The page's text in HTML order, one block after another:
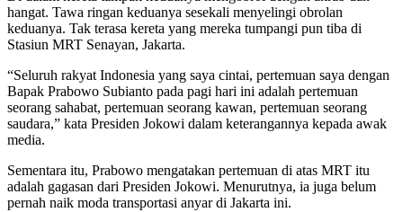
hangat. Tawa ringan keduanya sesekali menyelingi obrolan
keduanya. Tak terasa kereta yang mereka tumpangi pun tiba di
Stasiun MRT Senayan, Jakarta.
“Seluruh rakyat Indonesia yang saya cintai, pertemuan saya dengan
Bapak Prabowo Subianto pada pagi hari ini adalah pertemuan
seorang sahabat, pertemuan seorang kawan, pertemuan seorang
saudara,” kata Presiden Jokowi dalam keterangannya kepada awak
media.
Sementara itu, Prabowo mengatakan pertemuan di atas MRT itu
adalah gagasan dari Presiden Jokowi. Menurutnya, ia juga belum
pernah naik moda transportasi anyar di Jakarta ini.